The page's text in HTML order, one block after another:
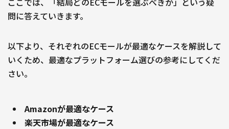
問に答えていきます。
以下より、それぞれのECモールが最適なケースを解説して
いくため、最適なプラットフォーム選びの参考にしてくだ
さい。
Amazonが最適なケース
楽天市場が最適なケース